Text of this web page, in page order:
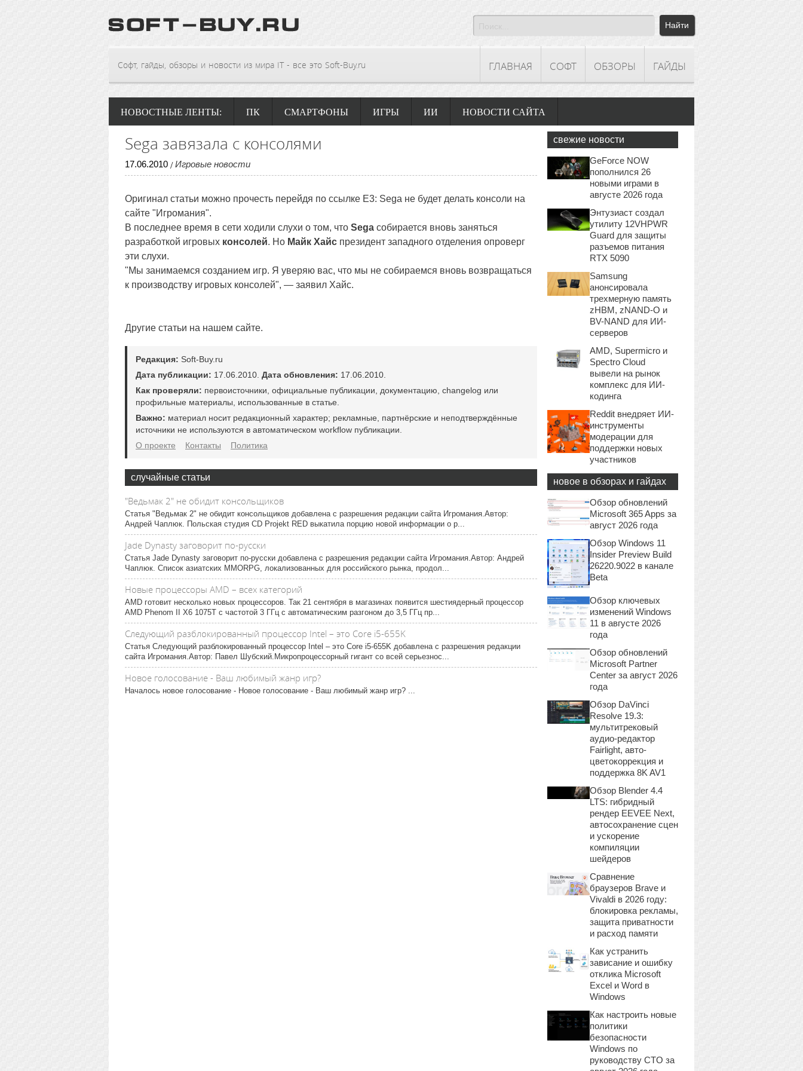
Софт, гайды, обзоры и новости из мира IT - все это Soft-Buy.ru ГЛАВНАЯ СОФТ ОБЗОРЫ ГАЙДЫ
НОВОСТНЫЕ ЛЕНТЫ: ПК СМАРТФОНЫ ИГРЫ ИИ НОВОСТИ САЙТА
Sega завязала с консолями
17.06.2010 / Игровые новости
Оригинал статьи можно прочесть перейдя по ссылке E3: Sega не будет делать консоли на
сайте "Игромания".
В последнее время в сети ходили слухи о том, что Sega собирается вновь заняться
разработкой игровых консолей. Но Майк Хайс президент западного отделения опроверг
эти слухи.
"Мы занимаемся созданием игр. Я уверяю вас, что мы не собираемся вновь возвращаться
к производству игровых консолей", — заявил Хайс.
Другие статьи на нашем сайте.
Редакция: Soft-Buy.ru
Дата публикации: 17.06.2010. Дата обновления: 17.06.2010.
Как проверяли: первоисточники, официальные публикации, документацию, changelog или
профильные материалы, использованные в статье.
Важно: материал носит редакционный характер; рекламные, партнёрские и неподтверждённые
источники не используются в автоматическом workflow публикации.
О проекте
Контакты Политика
случайные статьи
"Ведьмак 2" не обидит консольщиков
Статья "Ведьмак 2" не обидит консольщиков добавлена с разрешения редакции сайта Игромания.Автор:
Андрей Чаплюк. Польская студия CD Projekt RED выкатила порцию новой информации о р...
Jade Dynasty заговорит по-русски
Статья Jade Dynasty заговорит по-русски добавлена с разрешения редакции сайта Игромания.Автор: Андрей
Чаплюк. Список азиатских MMORPG, локализованных для российского рынка, продол...
Новые процессоры AMD – всех категорий
AMD готовит несколько новых процессоров. Так 21 сентября в магазинах появится шестиядерный процессор
AMD Phenom II X6 1075T с частотой 3 ГГц с автоматическим разгоном до 3,5 ГГц пр...
Следующий разблокированный процессор Intel – это Core i5-655K
Статья Следующий разблокированный процессор Intel – это Core i5-655K добавлена с разрешения редакции
сайта Игромания.Автор: Павел Шубский.Микропроцессорный гигант со всей серьезнос...
Новое голосование - Ваш любимый жанр игр?
Началось новое голосование - Новое голосование - Ваш любимый жанр игр? ...
свежие новости
GeForce NOW
пополнился 26
новыми играми в
августе 2026 года
Энтузиаст создал
утилиту 12VHPWR
Guard для защиты
разъемов питания
RTX 5090
Samsung
анонсировала
трехмерную память
zHBM, zNAND-O и
BV-NAND для ИИ-
серверов
AMD, Supermicro и
Spectro Cloud
вывели на рынок
комплекс для ИИ-
кодинга
Reddit внедряет ИИ-
инструменты
модерации для
поддержки новых
участников
новое в обзорах и гайдах
Обзор обновлений
Microsoft 365 Apps за
август 2026 года
Обзор Windows 11
Insider Preview Build
26220.9022 в канале
Beta
Обзор ключевых
изменений Windows
11 в августе 2026
года
Обзор обновлений
Microsoft Partner
Center за август 2026
года
Обзор DaVinci
Resolve 19.3:
мультитрековый
аудио-редактор
Fairlight, авто-
цветокоррекция и
поддержка 8K AV1
Обзор Blender 4.4
LTS: гибридный
рендер EEVEE Next,
автосохранение сцен
и ускорение
компиляции
шейдеров
Сравнение
браузеров Brave и
Vivaldi в 2026 году:
блокировка рекламы,
защита приватности
и расход памяти
Как устранить
зависание и ошибку
отклика Microsoft
Excel и Word в
Windows
Как настроить новые
политики
безопасности
Windows по
руководству CTO за